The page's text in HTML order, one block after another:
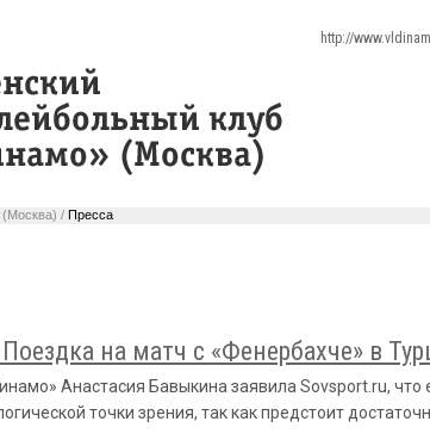
http://
(Москва) / Пресса
на матч с «Фенербахче» в
Анастасия Бавыкина заявила Sovsport.ru, что
точки зрения, так как предстоит